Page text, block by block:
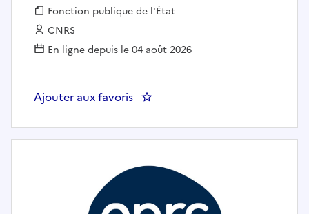
Fonction publique :
Fonction publique de l'État
Employeur :
CNRS
En ligne depuis le 04 août 2026
Ajouter aux favoris : Ingénieur de recherche (H/F)